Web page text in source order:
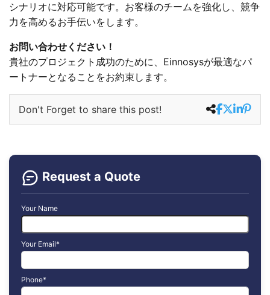
シナリオに対応可能です。お客様のチームを強化し、競争
力を高めるお手伝いをします。
お問い合わせください！
貴社のプロジェクト成功のために、Einnosysが最適なパ
ートナーとなることをお約束します。
Don't Forget to share this post!
Request a Quote
Your Name
Your Email*
Phone*